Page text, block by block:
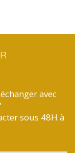
avec
sous 48H à